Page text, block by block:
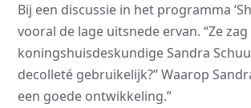
Bij een discussie in het programma
vooral de lage uitsnede ervan. “Ze
koningshuisdeskundige Sandra
decolleté gebruikelijk?” Waarop
een goede ontwikkeling.”